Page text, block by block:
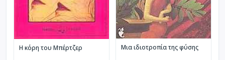
Η κόρη του Μπέρτζερ Μια ιδιοτροπία της φύσης